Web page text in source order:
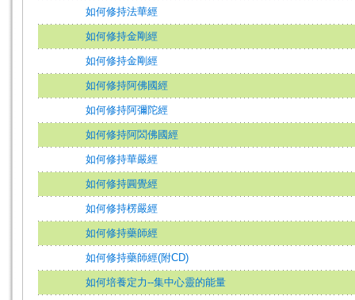
如何修持法華經
如何修持金剛經
如何修持金剛經
如何修持阿佛國經
如何修持阿彌陀經
如何修持阿閦佛國經
如何修持華嚴經
如何修持圓覺經
如何修持楞嚴經
如何修持藥師經
如何修持藥師經(附CD)
如何培養定力--集中心靈的能量